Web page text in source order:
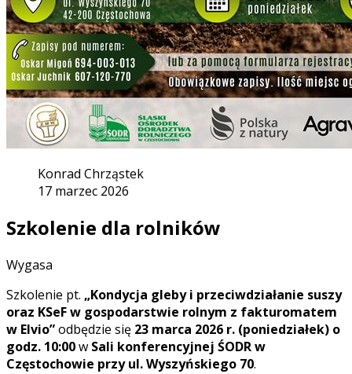
Konrad Chrząstek
17 marzec 2026
Szkolenie dla rolników
Wygasa
Szkolenie pt. „Kondycja gleby i przeciwdziałanie suszy
oraz KSeF w gospodarstwie rolnym z fakturomatem
w Elvio”odbędzie się 23 marca 2026 r. (poniedziałek) o
godz. 10:00w Sali konferencyjnej ŚODR w
Częstochowie przy ul. Wyszyńskiego 70.